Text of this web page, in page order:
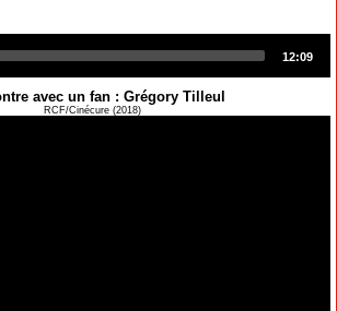
Player
12:09
avec un fan : Grégory Tilleul
RCF/Cinécure (2018)